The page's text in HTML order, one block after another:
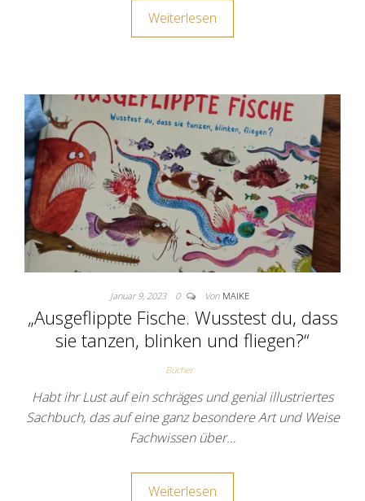
Weiterlesen
Januar 9, 2023 0 Von MAIKE
„Ausgeflippte Fische. Wusstest du, dass
sie tanzen, blinken und fliegen?“
Bücher
Habt ihr Lust auf ein schräges und genial illustriertes
Sachbuch, das auf eine ganz besondere Art und Weise
Fachwissen über…
Weiterlesen